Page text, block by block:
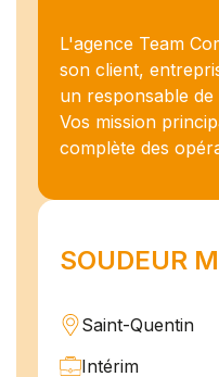
L'agence Team
son client,
un responsable
Vos mission
complète des
SOUDEUR
Saint-Quentin
Intérim